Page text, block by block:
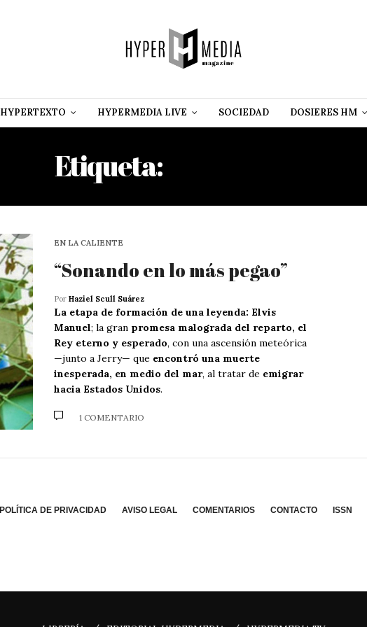
HYPERTEXTO HYPERMEDIA LIVE SOCIEDAD DOSIERES HM
Etiqueta:
EN LA CALIENTE
“Sonando en lo más pegao”
Por Haziel Scull Suárez
La etapa de formación de una leyenda: Elvis
Manuel; la gran promesa malograda del reparto, el
Rey eterno y esperado, con una ascensión meteórica
—junto a Jerry— que encontró una muerte
inesperada, en medio del mar, al tratar de emigrar
hacia Estados Unidos.
1 COMENTARIO
POLÍTICA DE PRIVACIDAD AVISO LEGAL COMENTARIOS CONTACTO ISSN